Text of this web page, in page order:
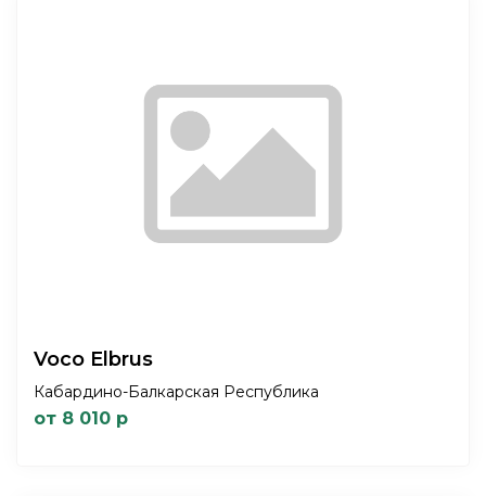
Voco Elbrus
Кабардино-Балкарская Республика
от 8 010 р